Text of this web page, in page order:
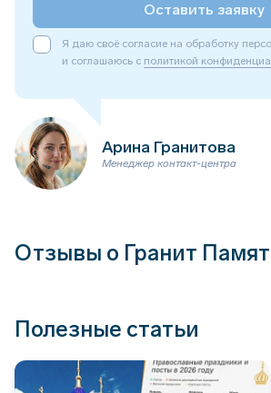
Оставить заявку
Я даю своё согласие на обработку
и соглашаюсь с политикой
Арина Гранитова
Менеджер контакт-центра
Отзывы о Гранит
Полезные статьи